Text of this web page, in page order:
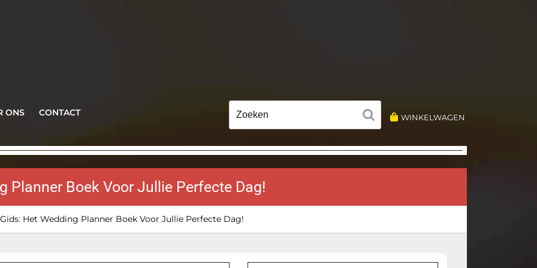
ONS CONTACT
naar:
WINKELWAGEN
Planner Boek Voor Jullie Perfecte Dag!
Het Wedding Planner Boek Voor Jullie Perfecte Dag!